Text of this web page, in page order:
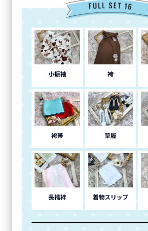
小振袖 袴
袴帯 草履
長襦袢 着物スリップ